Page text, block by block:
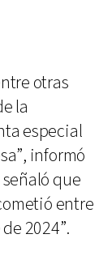
otras
la
especial
informó
que
entre
2024”.